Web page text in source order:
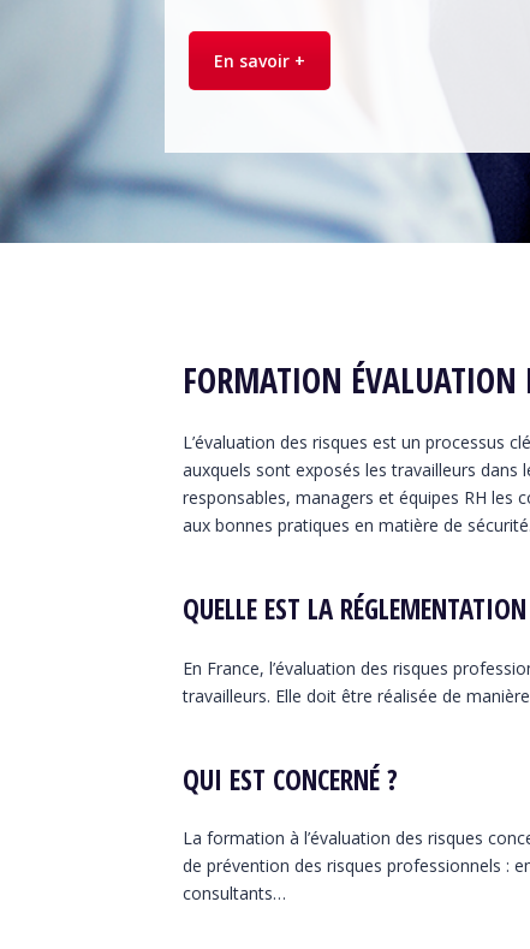
En savoir +
FORMATION ÉVALUATION
L’évaluation des risques est un processus
auxquels sont exposés les travailleurs
responsables, managers et équipes RH les
aux bonnes pratiques en matière de sécurité.
QUELLE EST LA
En France, l’évaluation des risques
travailleurs. Elle doit être réalisée de
QUI EST CONCERNÉ ?
La formation à l’évaluation des risques
de prévention des risques professionnels :
consultants…